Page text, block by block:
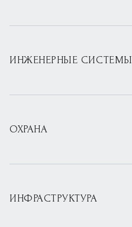
ИНЖЕНЕРНЫЕ СИСТЕМЫ
ОХРАНА
ИНФРАСТРУКТУРА